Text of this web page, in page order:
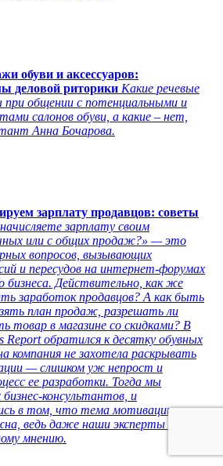
обуви и аксессуаров:
деловой риторики Какие речевые
общении с потенциальными и
салонов обуви, а какие – нет,
Анна Бочарова.
зарплату продавцов: советы
зарплату своим
или с общих продаж?» — это
вопросов, вызывающих
и пересудов на интернет-форумах
бизнеса. Действительно, как же
заработок продавцов? А как быть
план продаж, разрешать ли
товар в магазине со скидками? В
Report обратился к десятку обувных
компания не захотела раскрывать
— слишком уж непрост и
ее разработки. Тогда мы
консультантов, и
в том, что тема мотивации
ведь даже наши эксперты не
мнению.